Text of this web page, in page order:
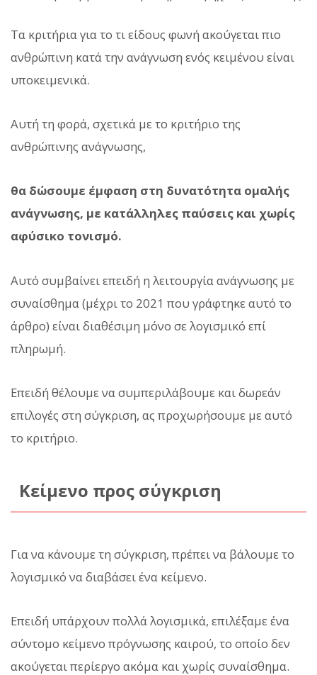
Τα κριτήρια για το τι είδους φωνή ακούγεται πιο
ανθρώπινη κατά την ανάγνωση ενός κειμένου είναι
υποκειμενικά.
Αυτή τη φορά, σχετικά με το κριτήριο της
ανθρώπινης ανάγνωσης,
θα δώσουμε έμφαση στη δυνατότητα ομαλής
ανάγνωσης, με κατάλληλες παύσεις και χωρίς
αφύσικο τονισμό.
Αυτό συμβαίνει επειδή η λειτουργία ανάγνωσης με
συναίσθημα (μέχρι το 2021 που γράφτηκε αυτό το
άρθρο) είναι διαθέσιμη μόνο σε λογισμικό επί
πληρωμή.
Επειδή θέλουμε να συμπεριλάβουμε και δωρεάν
επιλογές στη σύγκριση, ας προχωρήσουμε με αυτό
το κριτήριο.
Κείμενο προς σύγκριση
Για να κάνουμε τη σύγκριση, πρέπει να βάλουμε το
λογισμικό να διαβάσει ένα κείμενο.
Επειδή υπάρχουν πολλά λογισμικά, επιλέξαμε ένα
σύντομο κείμενο πρόγνωσης καιρού, το οποίο δεν
ακούγεται περίεργο ακόμα και χωρίς συναίσθημα.